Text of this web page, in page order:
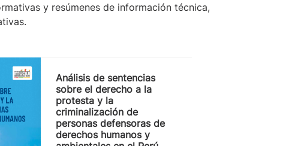
y resúmenes de información técnica,
Análisis de sentencias
sobre el derecho a la
protesta y la
criminalización de
personas defensoras de
derechos humanos y